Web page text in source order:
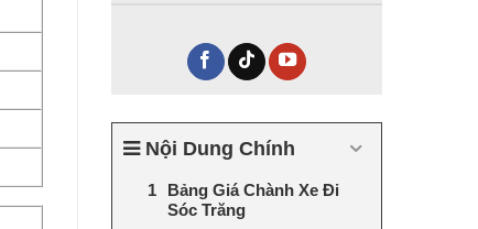
Nội Dung Chính
Bảng Giá Chành Xe Đi
Sóc Trăng